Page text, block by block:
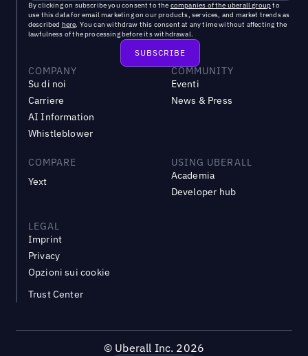
By clicking on subscribe you consent to the companies of the uberall groupto
use this data for email marketing on our products, services, and market trends as
described here. You can withdraw this consent at any time without affecting the
lawfulness of the processing before its withdrawal.
COMPANY
Su di noi
Carriere
AI Information
Whistleblower
COMMUNITY
Eventi
News & Press
COMPARE
Yext
USING UBERALL
Academia
Developer hub
LEGAL
Imprint
Privacy
Opzioni sui cookie
Trust Center
© Uberall Inc. 2026